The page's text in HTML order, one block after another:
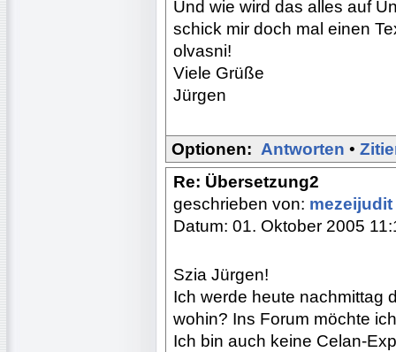
Und wie wird das alles auf
schick mir doch mal einen
olvasni!
Viele Grüße
Jürgen
Optionen: Antworten •
Re: Übersetzung2
geschrieben von: mezeijudit
Datum: 01. Oktober 2005
Szia Jürgen!
Ich werde heute nachmittag
wohin? Ins Forum möchte
Ich bin auch keine Celan-